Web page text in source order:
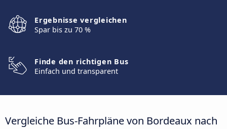
Ergebnisse vergleichen
Spar bis zu 70 %
Finde den richtigen Bus
Einfach und transparent
Vergleiche Bus-Fahrpläne von Bordeaux nach